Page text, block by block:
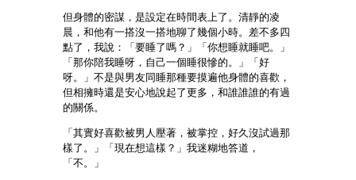
但身體的密謀，是設定在時間表上了。清靜的凌
晨，和他有一搭沒一搭地聊了幾個小時。差不多四
點了，我說：「要睡了嗎？」「你想睡就睡吧。」
「那你陪我睡呀，自己一個睡很慘的。」「好
呀。」不是與男友同睡那種要摸遍他身體的喜歡，
但相擁時還是安心地說起了更多，和誰誰誰的有過
的關係。
「其實好喜歡被男人壓著，被掌控，好久沒試過那
樣了。」「現在想這樣？」我迷糊地答道，
「不。」